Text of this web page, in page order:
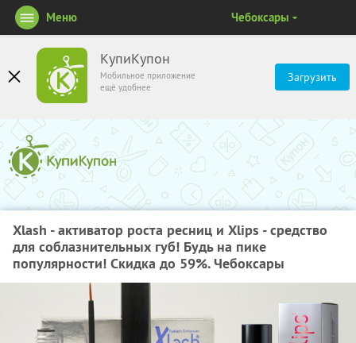
КупиКупон
Мобильное приложение
ещё удобнее
Загрузить
Меню Чебоксары
Xlash - активатор роста ресниц и Xlips - средство
для соблазнительных губ! Будь на пике
популярности! Скидка до 59%. Чебоксары